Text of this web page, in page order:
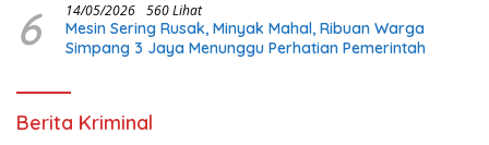
6 14/05/2026 560 Lihat
Mesin Sering Rusak, Minyak Mahal, Ribuan Warga
Simpang 3 Jaya Menunggu Perhatian Pemerintah
Berita Kriminal